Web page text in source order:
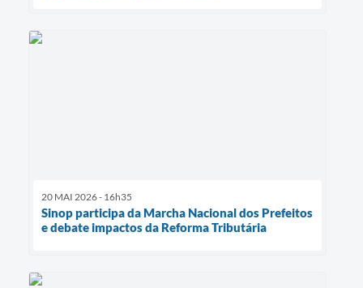
20 MAI 2026 - 16h35
Sinop participa da Marcha Nacional dos Prefeitos
e debate impactos da Reforma Tributária